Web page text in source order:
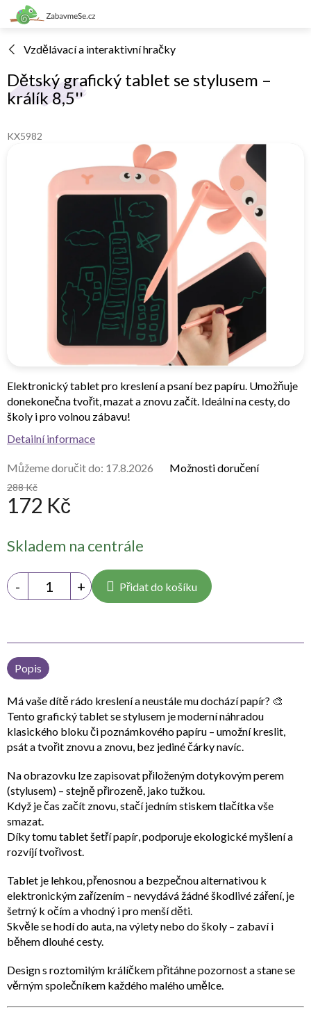
Přejít
na
Vzdělávací a interaktivní hračky
Dětský grafický tablet se stylusem –
králík 8,5''
KX5982
288 Kč
172 Kč
cena:
Skladem na centrále
Můžeme doručit do: 17.8.2026 Možnosti doručení
Přidat do košíku
Elektronický tablet pro kreslení a psaní bez papíru. Umožňuje
donekonečna tvořit, mazat a znovu začít. Ideální na cesty, do
školy i pro volnou zábavu!
Detailní informace
Popis
Má vaše dítě rádo kreslení a neustále mu dochází papír? 🎨
Tentografický tablet se stylusem je moderní náhradou
klasického bloku či poznámkového papíru – umožní kreslit,
psát a tvořit znovu a znovu, bez jediné čárky navíc.
Na obrazovku lze zapisovat přiloženýmdotykovým perem
(stylusem) – stejně přirozeně, jako tužkou.
Když je čas začít znovu, stačí jedním stiskem tlačítka vše
smazat.
Díky tomu tabletšetří papír, podporuje ekologické myšlení a
rozvíjí tvořivost.
Tablet je lehkou, přenosnou a bezpečnou alternativou k
elektronickým zařízením – nevydává žádné škodlivé záření, je
šetrný k očím a vhodný i pro menší děti.
Skvěle se hodí do auta, na výlety nebo do školy – zabaví i
během dlouhé cesty.
Design s roztomilým králíčkem přitáhne pozornost a stane se
věrným společníkem každého malého umělce.